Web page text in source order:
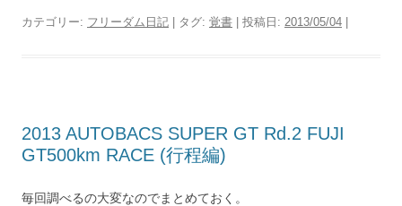
カテゴリー: フリーダム日記 | タグ: 覚書 | 投稿日: 2013/05/04
2013 AUTOBACS SUPER GT Rd.2 FUJI
GT500km RACE (行程編)
毎回調べるの大変なのでまとめておく。